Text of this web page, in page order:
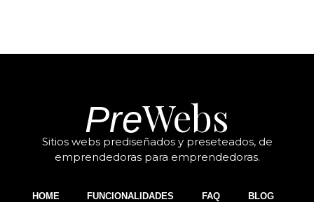
PreWebs
Sitios webs prediseñados y preseteados, de
emprendedoras para emprendedoras.
HOME FUNCIONALIDADES FAQ BLOG